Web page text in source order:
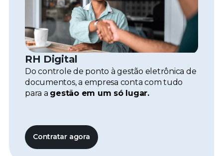
RH Digital
Do controle de ponto à gestão eletrônica de
documentos, a empresa conta com tudo
para a gestão em um só lugar.
Contratar agora